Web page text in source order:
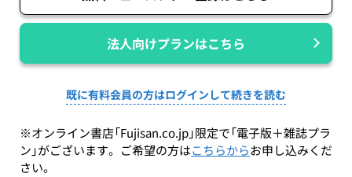
法人向けプランはこちら
既に有料会員の方はログインして続きを読む
※オンライン書店「Fujisan.co.jp」限定で「電子版＋雑誌プラ
ン」がございます。ご希望の方はこちらからお申し込みくだ
さい。